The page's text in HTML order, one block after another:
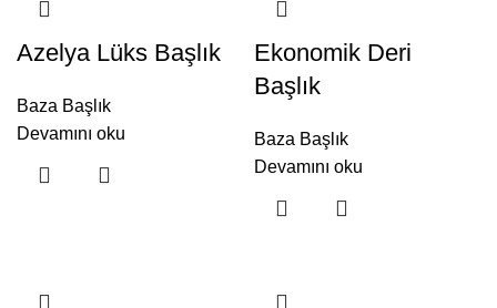
Azelya Lüks Başlık
Baza Başlık
Devamını oku
Ekonomik Deri
Başlık
Baza Başlık
Devamını oku